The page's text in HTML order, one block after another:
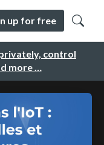
control
more …
up for free